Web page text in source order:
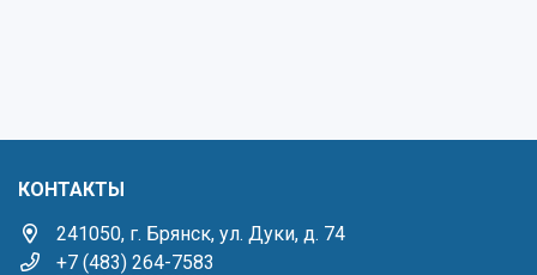
КОНТАКТЫ
241050, г. Брянск, ул. Дуки, д. 74
+7 (483) 264-7583